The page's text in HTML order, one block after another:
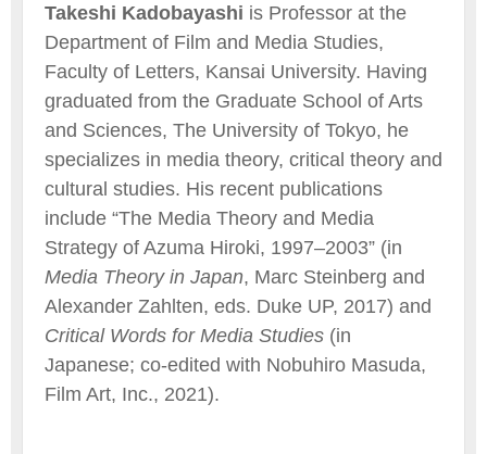
Takeshi Kadobayashi is Professor at the
Department of Film and Media Studies,
Faculty of Letters, Kansai University. Having
graduated from the Graduate School of Arts
and Sciences, The University of Tokyo, he
specializes in media theory, critical theory and
cultural studies. His recent publications
include “The Media Theory and Media
Strategy of Azuma Hiroki, 1997–2003” (in
Media Theory in Japan, Marc Steinberg and
Alexander Zahlten, eds. Duke UP, 2017) and
Critical Words for Media Studies (in
Japanese; co-edited with Nobuhiro Masuda,
Film Art, Inc., 2021).